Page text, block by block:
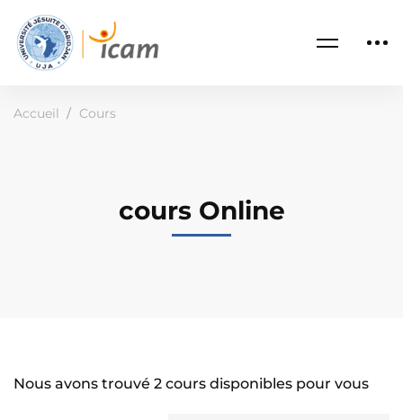
Accueil Cours
cours Online
Nous avons trouvé 2 cours disponibles pour vous